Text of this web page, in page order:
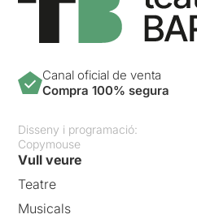
Canal oficial de venta
Compra 100% segura
Disseny i programació:
Copymouse
Vull veure
Teatre
Musicals